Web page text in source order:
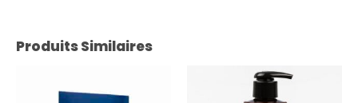
Produits Similaires